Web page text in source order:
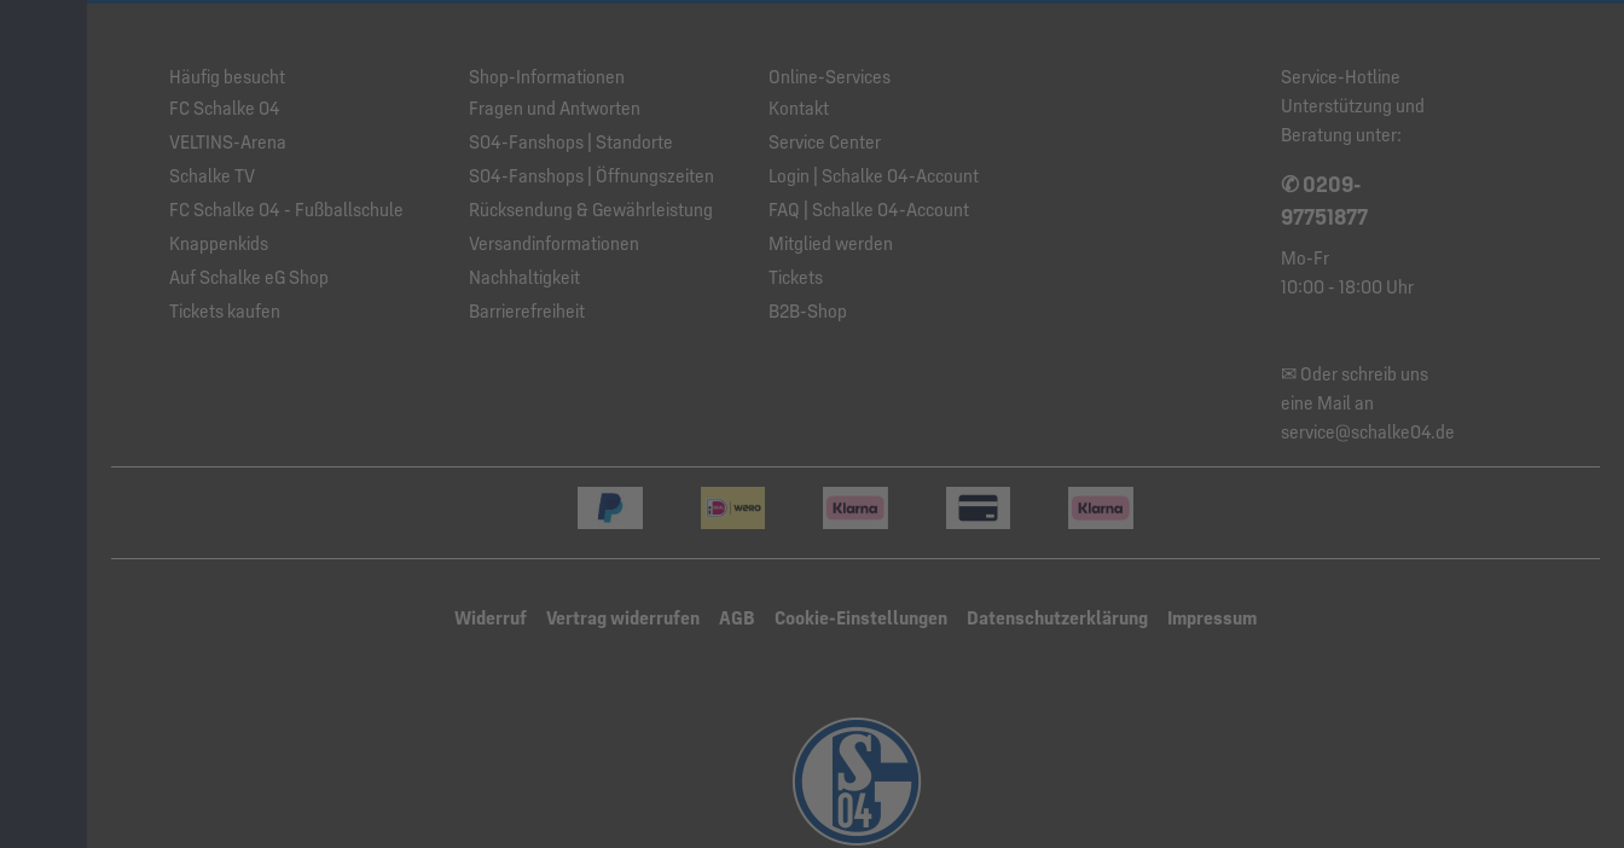
Häufig besucht
FC Schalke 04
VELTINS-Arena
Schalke TV
FC Schalke 04 - Fußballschule
Knappenkids
Auf Schalke eG Shop
Tickets kaufen
Shop-Informationen
Fragen und Antworten
S04-Fanshops | Standorte
S04-Fanshops | Öffnungszeiten
Rücksendung & Gewährleistung
Versandinformationen
Nachhaltigkeit
Barrierefreiheit
Online-Services
Kontakt
Service Center
Login | Schalke 04-Account
FAQ | Schalke 04-Account
Mitglied werden
Tickets
B2B-Shop
Service-Hotline
Unterstützung und
Beratung unter:
✆ 0209-
97751877
Mo-Fr
10:00 - 18:00 Uhr
✉ Oder schreib uns
eine Mail an
service@schalke04.de
Widerruf Vertrag widerrufen AGB Cookie-Einstellungen Datenschutzerklärung Impressum